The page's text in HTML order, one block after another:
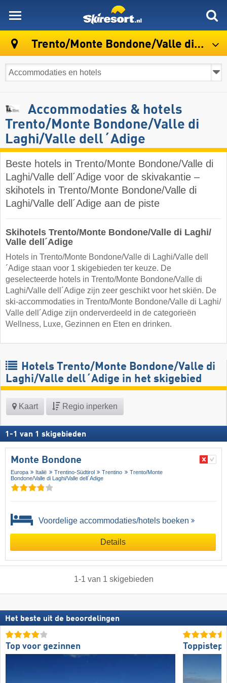
Trento/Monte Bondone/Valle di Laghi/Valle dell´Adige
Accommodaties & hotels
Trento/​Monte Bondone/​Valle di
Laghi/​Valle dell´Adige
Beste hotels in Trento/​Monte Bondone/​Valle di
Laghi/​Valle dell´Adige voor de skivakantie –
skihotels in Trento/​Monte Bondone/​Valle di
Laghi/​Valle dell´Adige aan de piste
Skihotels Trento/​Monte Bondone/​Valle di Laghi/​
Valle dell´Adige
Hotels in Trento/​Monte Bondone/​Valle di Laghi/​Valle dell
´Adige staan voor 1 skigebieden ter keuze. De
geselecteerde hotels in Trento/​Monte Bondone/​Valle di
Laghi/​Valle dell´Adige zijn zeer geschikt voor het skiën. De
ski-accommodaties in Trento/​Monte Bondone/​Valle di Laghi/​
Valle dell´Adige zijn onderverdeeld in de categorieën
Wellness, Luxe, Gezinnen en Eten en drinken.
Hotels Trento/​Monte Bondone/​Valle di
Laghi/​Valle dell´Adige in het skigebied
Kaart Regio inperken
1 -1 van 1 skigebieden
Monte Bondone
Europa Italië Trentino-Südtirol Trentino
Trento/​Monte
Bondone/​Valle di Laghi/​Valle dell´Adige
Voordelige accommodaties/hotels boeken
Details
1-1 van 1 skigebieden
Het beste uit de beoordelingen
Top voor gezinnen